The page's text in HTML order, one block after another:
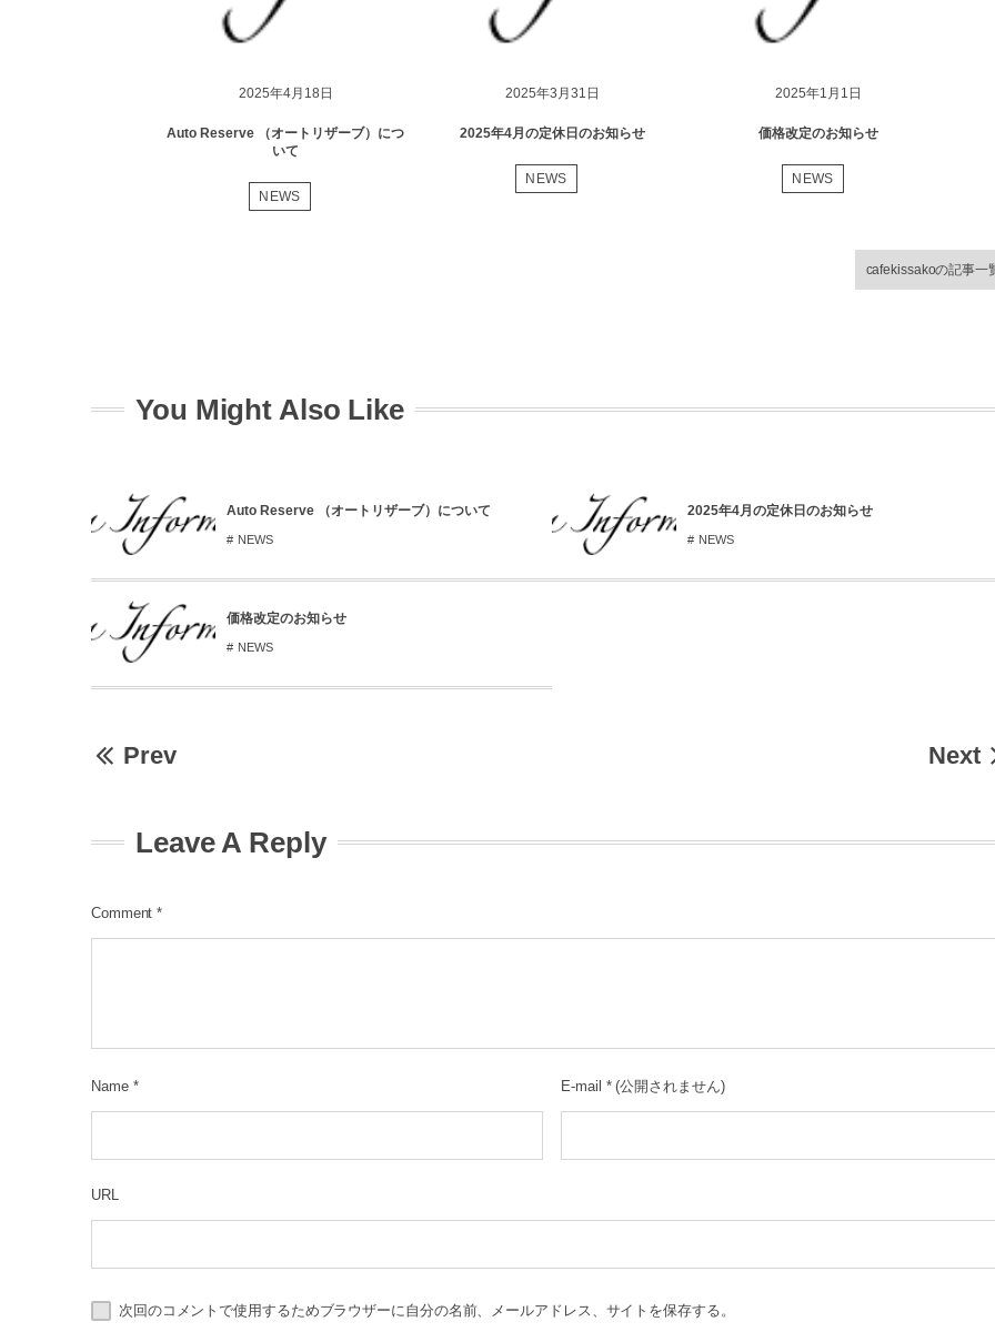
2025年4月18日
Auto Reserve （オートリザーブ）につ
いて
NEWS
2025年3月31日
2025年4月の定休日のお知らせ
NEWS
2025年1月1日
価格改定のお知らせ
NEWS
cafekissakoの記事一
You Might Also Like
Auto Reserve （オートリザーブ）について
NEWS
2025年4月の定休日のお知らせ
NEWS
価格改定のお知らせ
NEWS
Prev Next
Leave A Reply
Comment *
Name * E-mail *(公開されません)
URL
次回のコメントで使用するためブラウザーに自分の名前、メールアドレス、サイトを保存する。